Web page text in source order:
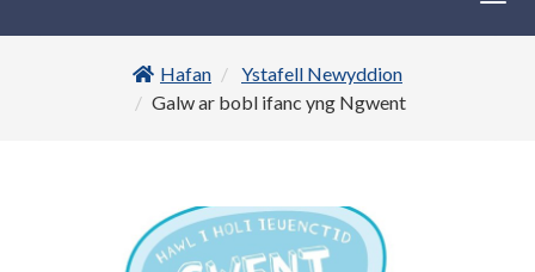
Hafan
Ystafell Newyddion
Galw ar bobl ifanc yng Ngwent